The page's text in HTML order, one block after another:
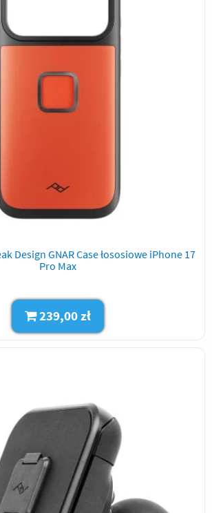
Design GNAR Case łososiowe iPhone 17
Pro Max
239,00 zł